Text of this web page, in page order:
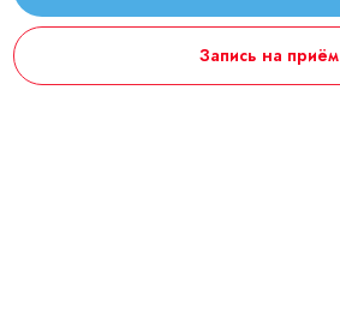
Запись на приём